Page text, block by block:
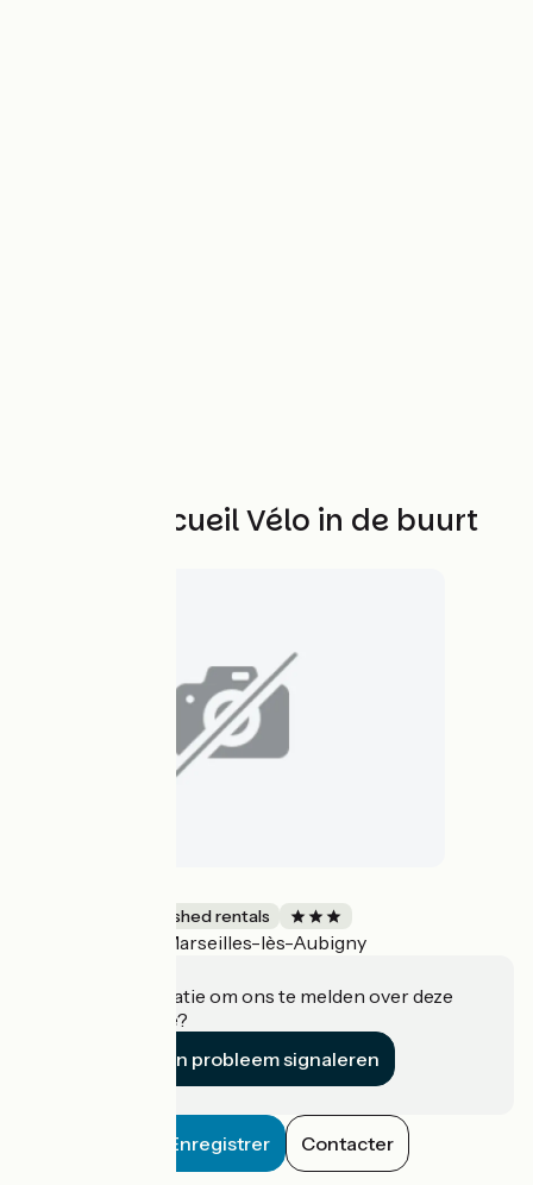
Andere Accueil Vélo in de buurt
Lodgings and furnished rentals
Marseilles-lès-Aubigny
Heeft u informatie om ons te melden over deze
accommodatie?
Een probleem signaleren
Enregistrer Contacter